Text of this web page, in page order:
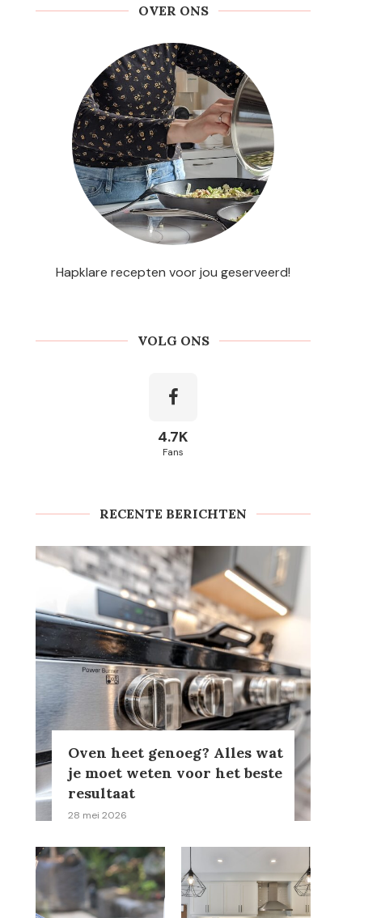
OVER ONS
Hapklare recepten voor jou geserveerd!
VOLG ONS
4.7K
Fans
RECENTE BERICHTEN
Oven heet genoeg? Alles wat
je moet weten voor het beste
resultaat
28 mei 2026